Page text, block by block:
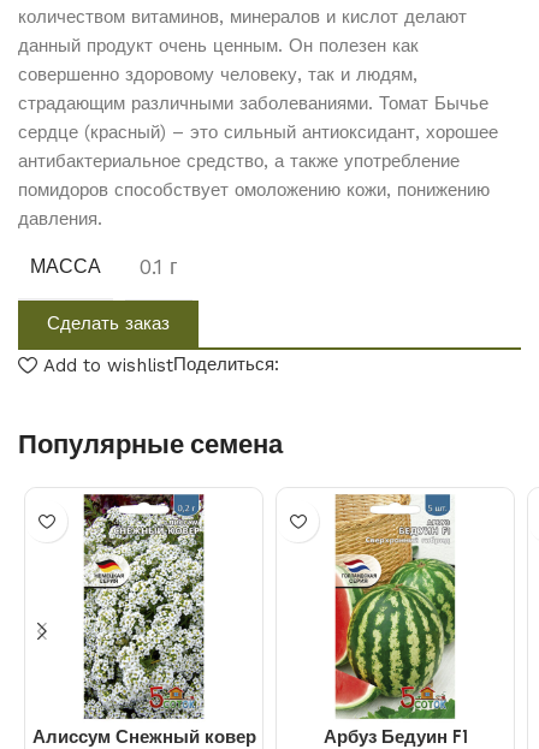
количеством витаминов, минералов и кислот делают
данный продукт очень ценным. Он полезен как
совершенно здоровому человеку, так и людям,
страдающим различными заболеваниями. Томат Бычье
сердце (красный) – это сильный антиоксидант, хорошее
антибактериальное средство, а также употребление
помидоров способствует омоложению кожи, понижению
давления.
МАССА 0.1 г
Сделать заказ
Add to wishlistПоделиться:
Популярные семена
Алиссум Снежный ковер Арбуз Бедуин F1